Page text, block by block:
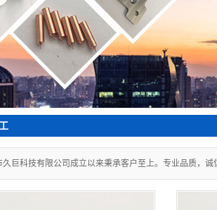
久巨科技有限公司成立以来秉承客户至上。专业品质，